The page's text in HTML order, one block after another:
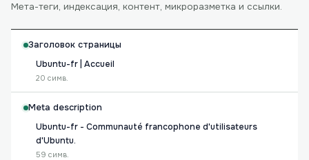
Мета-теги, индексация, контент, микроразметка и ссылки.
Заголовок страницы
Ubuntu-fr | Accueil
20 симв.
Meta description
Ubuntu-fr - Communauté francophone d'utilisateurs
d'Ubuntu.
59 симв.